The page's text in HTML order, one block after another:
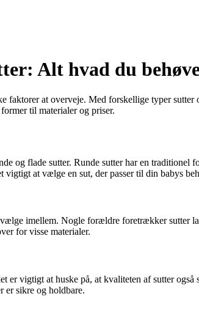
Alt hvad du
faktorer at overveje. Med forskellige typer
til materialer og priser.
og flade sutter. Runde sutter har en
at vælge en sut, der passer til din babys
imellem. Nogle forældre foretrækker sutter
for visse materialer.
er vigtigt at huske på, at kvaliteten af sutter
er sikre og holdbare.